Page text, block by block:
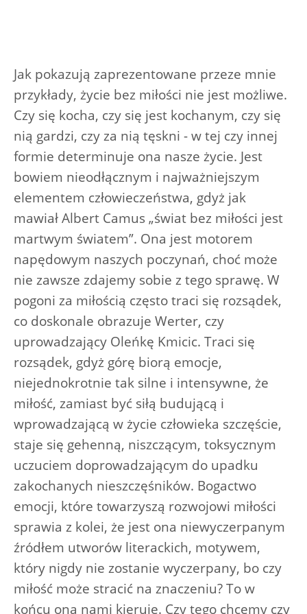
Jak pokazują zaprezentowane przeze mnie
przykłady, życie bez miłości nie jest możliwe.
Czy się kocha, czy się jest kochanym, czy się
nią gardzi, czy za nią tęskni - w tej czy innej
formie determinuje ona nasze życie. Jest
bowiem nieodłącznym i najważniejszym
elementem człowieczeństwa, gdyż jak
mawiał Albert Camus „świat bez miłości jest
martwym światem”. Ona jest motorem
napędowym naszych poczynań, choć może
nie zawsze zdajemy sobie z tego sprawę. W
pogoni za miłością często traci się rozsądek,
co doskonale obrazuje Werter, czy
uprowadzający Oleńkę Kmicic. Traci się
rozsądek, gdyż górę biorą emocje,
niejednokrotnie tak silne i intensywne, że
miłość, zamiast być siłą budującą i
wprowadzającą w życie człowieka szczęście,
staje się gehenną, niszczącym, toksycznym
uczuciem doprowadzającym do upadku
zakochanych nieszczęśników. Bogactwo
emocji, które towarzyszą rozwojowi miłości
sprawia z kolei, że jest ona niewyczerpanym
źródłem utworów literackich, motywem,
który nigdy nie zostanie wyczerpany, bo czy
miłość może stracić na znaczeniu? To w
końcu ona nami kieruje. Czy tego chcemy czy